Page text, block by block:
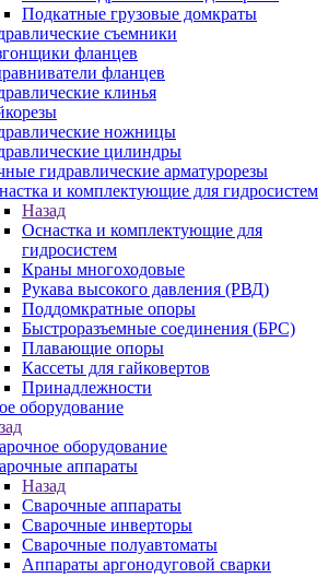
Подкатные грузовые домкраты
съемники
фланцев
фланцев
клинья
ножницы
цилиндры
гидравлические арматурорезы
и комплектующие для гидросистем
Назад
Оснастка и комплектующие для
гидросистем
Краны многоходовые
Рукава высокого давления (РВД)
Поддомкратные опоры
Быстроразъемные соединения (БРС)
Плавающие опоры
Кассеты для гайковертов
Принадлежности
оборудование
оборудование
аппараты
Назад
Сварочные аппараты
Сварочные инверторы
Сварочные полуавтоматы
Аппараты аргонодуговой сварки